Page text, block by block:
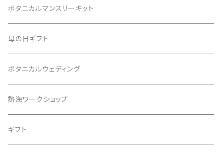
ボタニカルマンスリーキット
母の日ギフト
ボタニカルウェディング
熱海ワークショップ
ギフト